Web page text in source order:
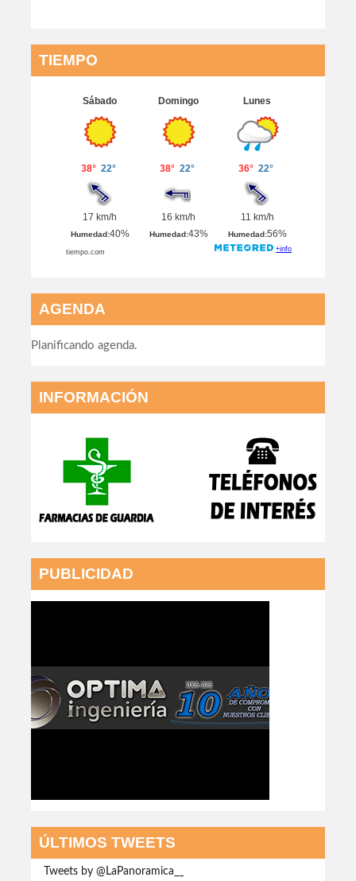
TIEMPO
AGENDA
Planificando agenda.
INFORMACIÓN
PUBLICIDAD
ÚLTIMOS TWEETS
Tweets by @LaPanoramica__